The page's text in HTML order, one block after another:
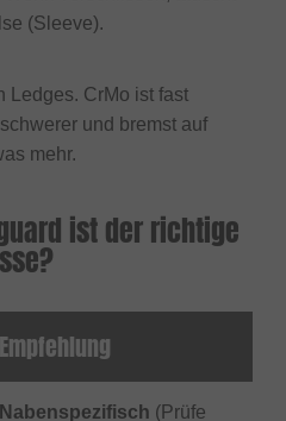
(Sleeve).
Ledges. CrMo ist fast
und bremst auf
mehr.
ist der richtige
Empfehlung
Nabenspezifisch (Prüfe